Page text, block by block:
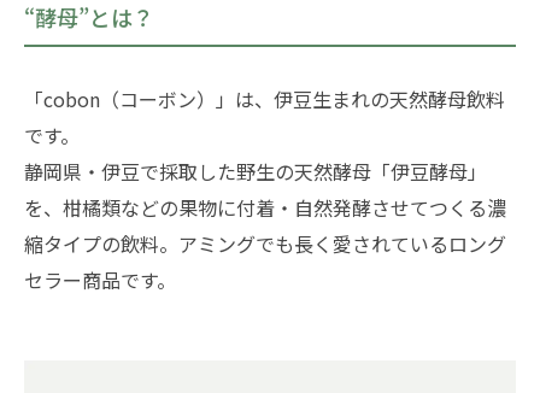
“酵母”とは？
「cobon（コーボン）」は、伊豆生まれの天然酵母飲料
です。
静岡県・伊豆で採取した野生の天然酵母「伊豆酵母」
を、柑橘類などの果物に付着・自然発酵させてつくる濃
縮タイプの飲料。アミングでも長く愛されているロング
セラー商品です。